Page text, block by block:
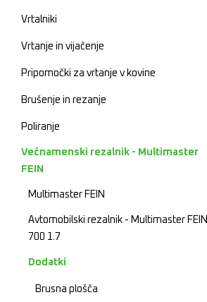
Vrtalniki
Vrtanje in vijačenje
Pripomočki za vrtanje v kovine
Brušenje in rezanje
Poliranje
Večnamenski rezalnik - Multimaster
FEIN
Multimaster FEIN
Avtomobilski rezalnik - Multimaster FEIN
700 1.7
Dodatki
Brusna plošča